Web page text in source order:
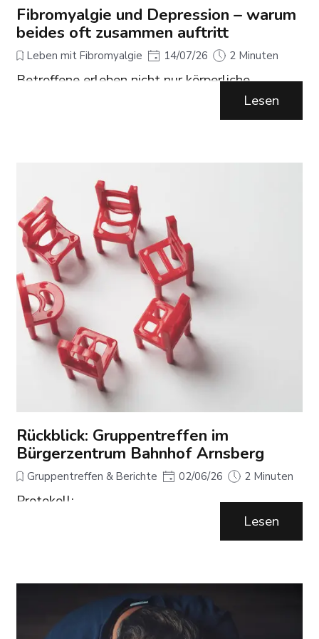
Fibromyalgie und Depression – warum
beides oft zusammen auftritt
Leben mit Fibromyalgie 14/07/26 2 Minuten
Betroffene erleben nicht nur körperliche
Belastungen. Besonders häufig tritt eine
Lesen
Rückblick: Gruppentreffen im
Bürgerzentrum Bahnhof Arnsberg
Gruppentreffen & Berichte 02/06/26 2 Minuten
Protokoll:
Fibromyalgie-Selbsthilfegruppe - 26.05.2026
Bereiche Download und Blog erweitert.
- Im Blog werden alle Dokumente hinterlegt,
über die in der Gruppenstunde
Lesen